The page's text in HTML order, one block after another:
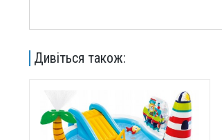
Дивіться також: